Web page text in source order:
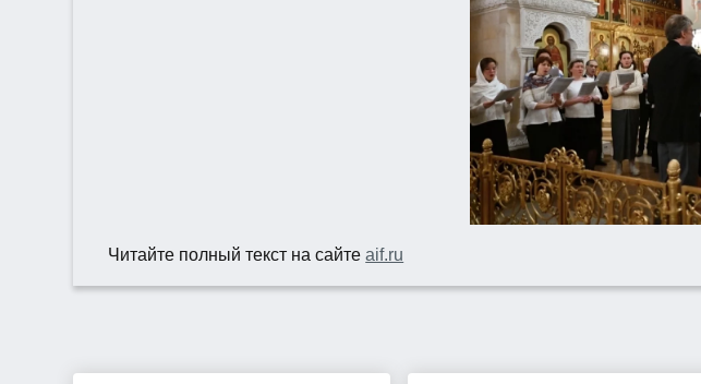
Читайте полный текст на сайтеaif.ru